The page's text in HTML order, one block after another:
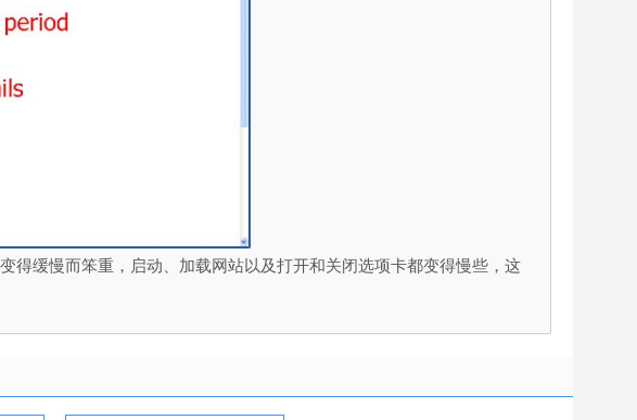
得缓慢而笨重，启动、加载网站以及打开和关闭选项卡都变得慢些，这